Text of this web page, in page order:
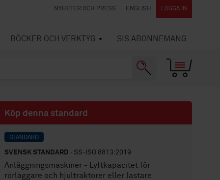
NYHETER OCH PRESS ENGLISH LOGGA IN
BÖCKER OCH VERKTYG SIS ABONNEMANG
Köp denna standard
STANDARD
SVENSK STANDARD · SS-ISO 8813:2019
Anläggningsmaskiner - Lyftkapacitet för
rörläggare och hjultraktorer eller lastare